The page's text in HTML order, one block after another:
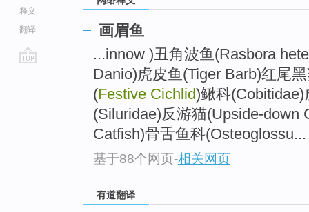
释义
翻译
画眉鱼
...innow )丑角波鱼(Rasbora
Danio)虎皮鱼(Tiger Barb)红尾
(Festive Cichlid)鳅科
(Siluridae)反游猫(Upside-down
Catfish)骨舌鱼科(Osteoglossu...
基于88个网页-相关网页
有道翻译